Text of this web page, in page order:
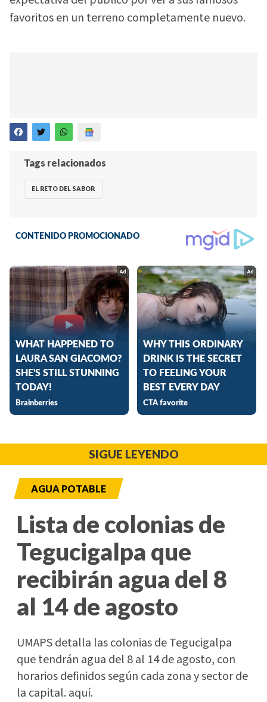
favoritos en un terreno completamente nuevo.
Tags relacionados
EL RETO DEL SABOR
SIGUE LEYENDO
AGUA POTABLE
Lista de colonias de
Tegucigalpa que
recibirán agua del 8
al 14 de agosto
UMAPS detalla las colonias de Tegucigalpa
que tendrán agua del 8 al 14 de agosto, con
horarios definidos según cada zona y sector de
la capital. aquí.